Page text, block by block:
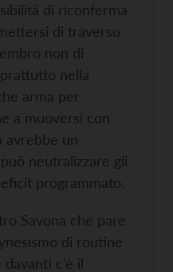
di riconferma
di traverso
non di
nella
arma per
a muoversi con
avrebbe un
neutralizzare gli
programmato.
Savona che pare
di routine
c’è il